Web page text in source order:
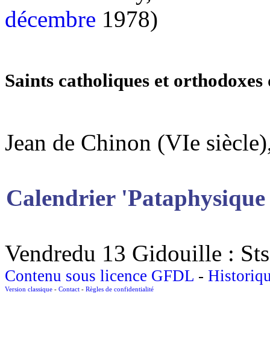
décembre 1978)
Saints catholiques et
Jean de Chinon (VIe
Calendrier 'Pataphysique
Vendredu 13 Gidouille :
Contenu sous licence GFDL -
Version classique - Contact - Règles de confidentialité